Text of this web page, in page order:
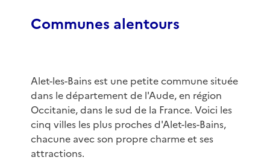
Communes alentours
Alet-les-Bains est une petite commune située
dans le département de l'Aude, en région
Occitanie, dans le sud de la France. Voici les
cinq villes les plus proches d'Alet-les-Bains,
chacune avec son propre charme et ses
attractions.